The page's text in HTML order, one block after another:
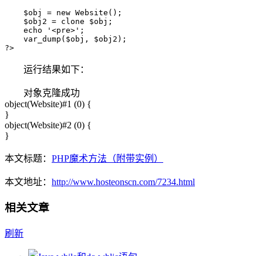
    $obj = new Website();
    $obj2 = clone $obj;
    echo '<pre>';
    var_dump($obj, $obj2);
?>
运行结果如下：
对象克隆成功
object(Website)#1 (0) {
}
object(Website)#2 (0) {
}
本文标题： PHP魔术方法（附带实例）
本文地址： http://www.hosteonscn.com/7234.html
相关文章
刷新